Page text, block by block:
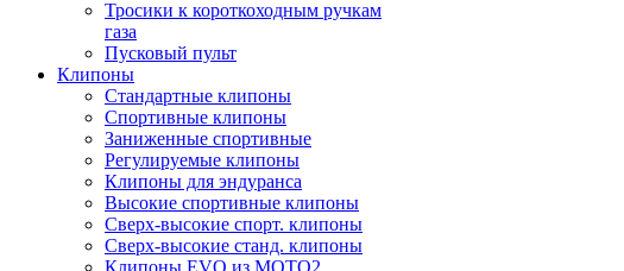
Тросики к короткоходным ручкам
газа
Пусковый пульт
Клипоны
Стандартные клипоны
Спортивные клипоны
Заниженные спортивные
Регулируемые клипоны
Клипоны для эндуранса
Высокие спортивные клипоны
Сверх-высокие спорт. клипоны
Сверх-высокие станд. клипоны
Клипоны EVO из MOTO2